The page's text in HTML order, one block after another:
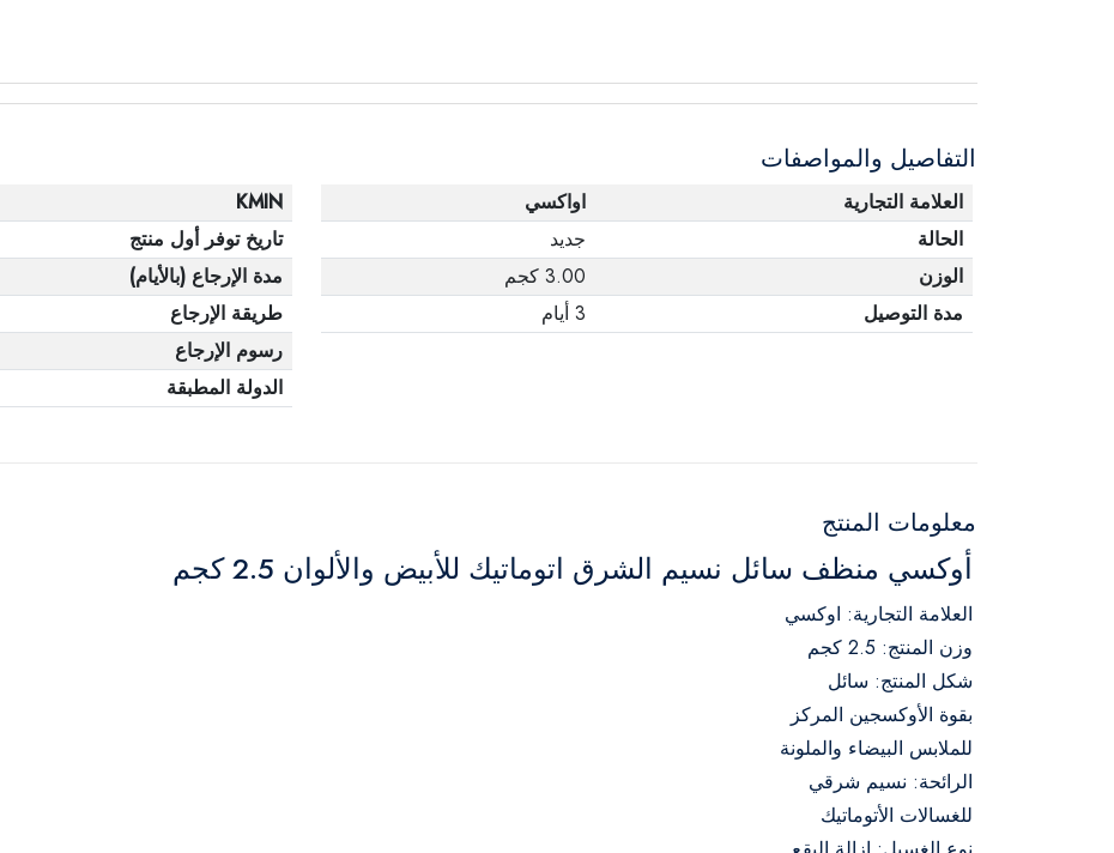
التفاصيل والمواصفات
العلامة التجارية
اواكسي
الحالة
جديد
الوزن
3.00 كجم
مدة التوصيل
3 أيام
KMIN
تاريخ توفر أول منتج
مدة الإرجاع (بالأيام)
طريقة الإرجاع
رسوم الإرجاع
الدولة المطبقة
معلومات المنتج
أوكسي منظف سائل نسيم الشرق اتوماتيك للأبيض والألوان 2.5 كجم
العلامة التجارية: اوكسي
وزن المنتج: 2.5 كجم
شكل المنتج: سائل
بقوة الأوكسجين المركز
للملابس البيضاء والملونة
الرائحة: نسيم شرقي
للغسالات الأتوماتيك